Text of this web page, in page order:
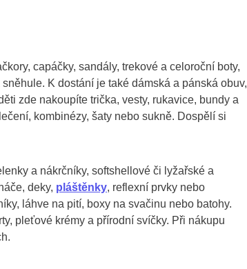
capáčky, sandály, trekové a celoroční boty,
K dostání je také dámská a pánská obuv,
zde nakoupíte trička, vesty, rukavice, bundy a
kombinézy, šaty nebo sukně. Dospělí si
a nákrčníky, softshellové či lyžařské a
deky, pláštěnky, reflexní prvky nebo
láhve na pití, boxy na svačinu nebo batohy.
pleťové krémy a přírodní svíčky. Při nákupu